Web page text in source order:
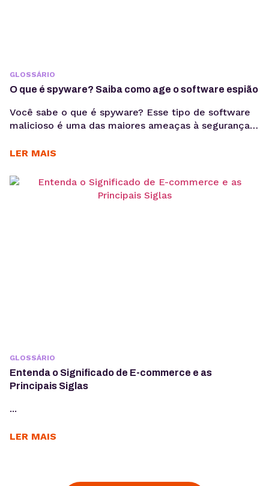
GLOSSÁRIO
O que é spyware? Saiba como age o software espião
Você sabe o que é spyware? Esse tipo de software
malicioso é uma das maiores ameaças à segurança
mais relevante à medida que os ataques continuam
onde a maioria das pessoas confia em dispositivos
digitais para suas atividades,...
LER MAIS
GLOSSÁRIO
Entenda o Significado de E-commerce e as
Principais Siglas
...
LER MAIS